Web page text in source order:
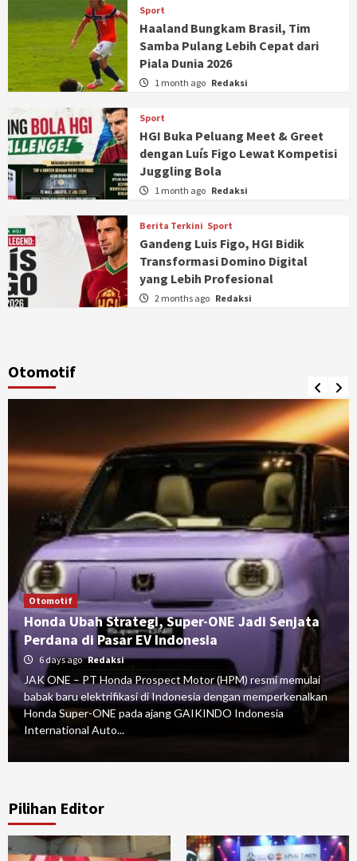
Sport
Haaland Bungkam Brasil, Tim
Samba Pulang Lebih Cepat dari
Piala Dunia 2026
1 month ago Redaksi
Sport
HGI Buka Peluang Meet & Greet
dengan Luís Figo Lewat Kompetisi
Juggling Bola
1 month ago Redaksi
Berita Terkini Sport
Gandeng Luis Figo, HGI Bidik
Transformasi Domino Digital
yang Lebih Profesional
2 months ago Redaksi
Otomotif
Otomotif
Honda Ubah Strategi, Super-ONE Jadi Senjata
Perdana di Pasar EV Indonesia
6 days ago Redaksi
JAK ONE – PT Honda Prospect Motor (HPM) resmi memulai
babak baru elektrifikasi di Indonesia dengan memperkenalkan
Honda Super-ONE pada ajang GAIKINDO Indonesia
International Auto...
Pilihan Editor